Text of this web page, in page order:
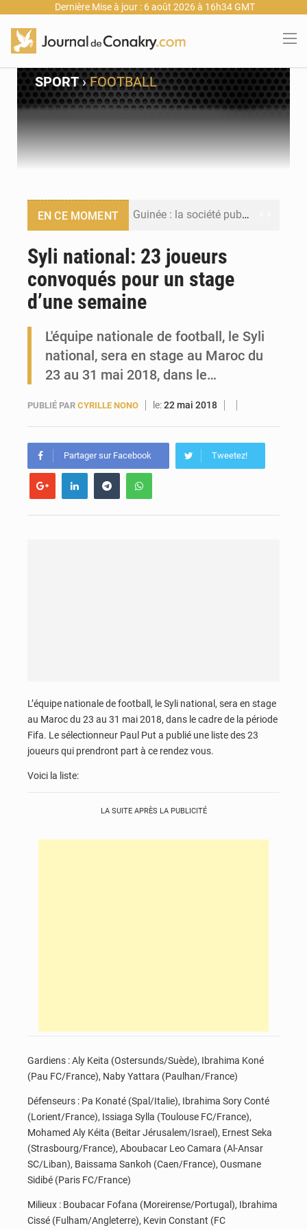
Dernière Mise à jour : 6 août 2026 à 16h34 GMT
SPORT›FOOTBALL
EN CE MOMENT Guinée : la société publique Nimba Mining Company signe sa première convention minière
Forces Vives en Guinée : la coalition critique la gestion de Mamadi Doumbouya
Syli national: 23 joueurs
convoqués pour un stage
d’une semaine
L'équipe nationale de football, le Syli
national, sera en stage au Maroc du
23 au 31 mai 2018, dans le…
PUBLIÉ PAR CYRILLE NONO le:22 mai 2018
Partager sur Facebook Tweetez!
L’équipe nationale de football, le Syli national, sera en stage
au Maroc du 23 au 31 mai 2018, dans le cadre de la période
Fifa. Le sélectionneur Paul Put a publié une liste des 23
joueurs qui prendront part à ce rendez vous.
Voici la liste:
LA SUITE APRÈS LA PUBLICITÉ
Gardiens : Aly Keita (Ostersunds/Suède), Ibrahima Koné
(Pau FC/France), Naby Yattara (Paulhan/France)
Défenseurs : Pa Konaté (Spal/Italie), Ibrahima Sory Conté
(Lorient/France), Issiaga Sylla (Toulouse FC/France),
Mohamed Aly Kéita (Beitar Jérusalem/Israel), Ernest Seka
(Strasbourg/France), Aboubacar Leo Camara (Al-Ansar
SC/Liban), Baissama Sankoh (Caen/France), Ousmane
Sidibé (Paris FC/France)
Milieux : Boubacar Fofana (Moreirense/Portugal), Ibrahima
Cissé (Fulham/Angleterre), Kevin Constant (FC